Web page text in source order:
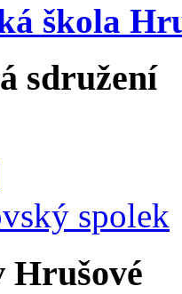
škola
sdružení
spolek
Hrušové